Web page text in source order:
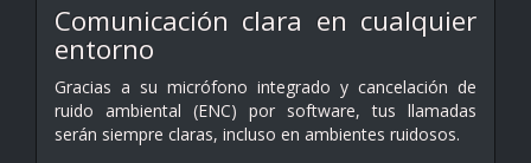
Comunicación clara en cualquier
entorno
Gracias a su micrófono integrado y cancelación de
ruido ambiental (ENC) por software, tus llamadas
serán siempre claras, incluso en ambientes ruidosos.